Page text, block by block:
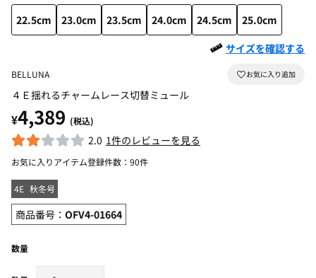
22.5cm 23.0cm 23.5cm 24.0cm 24.5cm
25.0cm
サイズを確認する
BELLUNA
４Ｅ揺れるチャームレース切替ミュール
¥4,389 (税込)
2.0 1件のレビューを見る
お気に入りアイテム登録件数： 90件
4E 秋冬号
商品番号： OFV4-01664
数量